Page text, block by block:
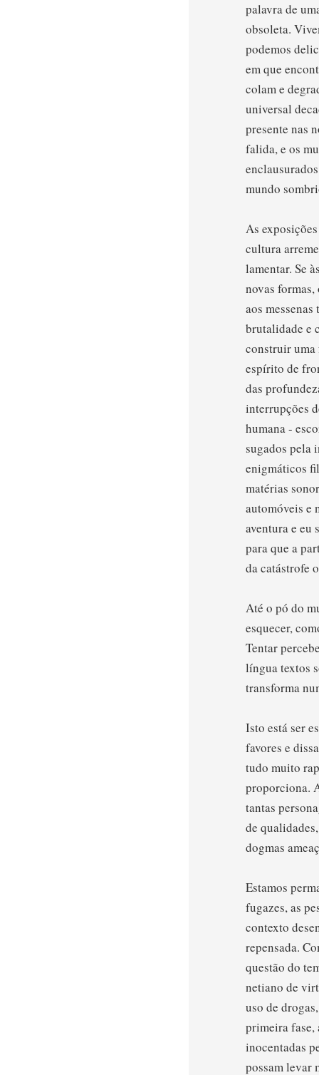
palavra de
obsoleta.
podemos
em que
colam e
universal
presente nas
falida, e os
mundo
As
cultura
lamentar. Se
novas
aos
brutalidade e
construir uma
espírito de
das
interrupções
humana -
sugados pela
enigmáticos
matérias
automóveis e
aventura e eu
para que a
da catástrofe
Até o pó do
esquecer,
Tentar
língua textos
transforma
Isto está ser
favores e
tudo muito
proporciona.
tantas
de
dogmas
Estamos
fugazes, as
contexto
repensada.
questão do
netiano de
uso de
primeira fase,
inocentadas
possam levar